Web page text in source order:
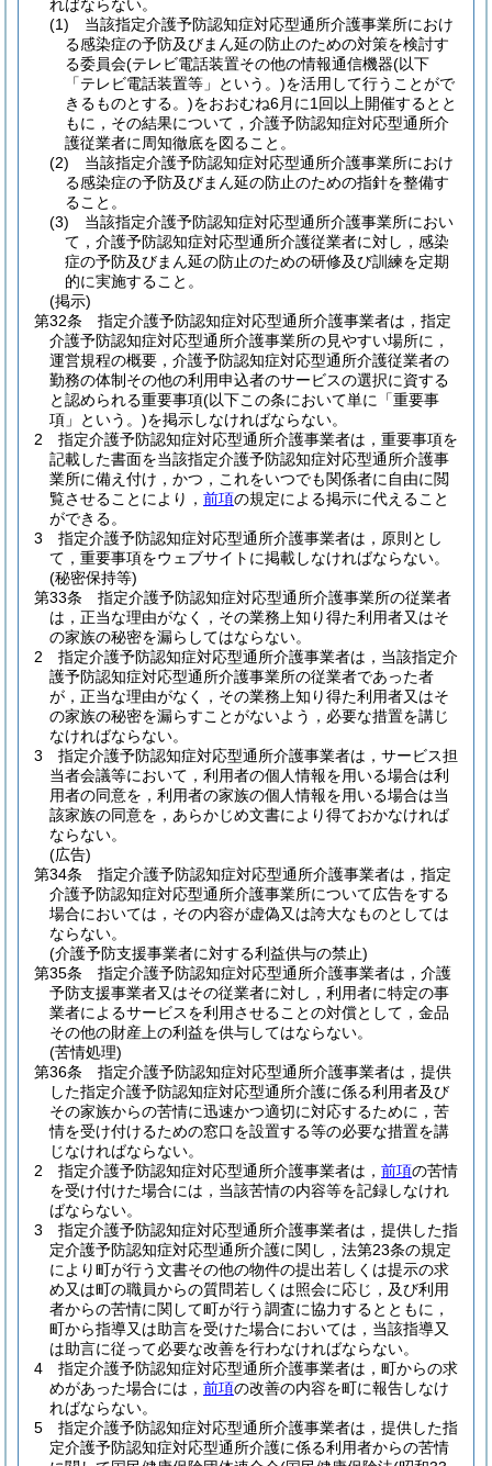
ればならない。
(1)
当該指定介護予防認知症対応型通所介護事業所におけ
る感染症の予防及びまん延の防止のための対策を検討す
る委員会(テレビ電話装置その他の情報通信機器(以下
「テレビ電話装置等」という。)を活用して行うことがで
きるものとする。)をおおむね6月に1回以上開催するとと
もに，その結果について，介護予防認知症対応型通所介
護従業者に周知徹底を図ること。
(2)
当該指定介護予防認知症対応型通所介護事業所におけ
る感染症の予防及びまん延の防止のための指針を整備す
ること。
(3)
当該指定介護予防認知症対応型通所介護事業所におい
て，介護予防認知症対応型通所介護従業者に対し，感染
症の予防及びまん延の防止のための研修及び訓練を定期
的に実施すること。
(掲示)
第32条
指定介護予防認知症対応型通所介護事業者は，指定
介護予防認知症対応型通所介護事業所の見やすい場所に，
運営規程の概要，介護予防認知症対応型通所介護従業者の
勤務の体制その他の利用申込者のサービスの選択に資する
と認められる重要事項(以下この条において単に「重要事
項」という。)を掲示しなければならない。
2
指定介護予防認知症対応型通所介護事業者は，重要事項を
記載した書面を当該指定介護予防認知症対応型通所介護事
業所に備え付け，かつ，これをいつでも関係者に自由に閲
覧させることにより， 前項の規定による掲示に代えること
ができる。
3
指定介護予防認知症対応型通所介護事業者は，原則とし
て，重要事項をウェブサイトに掲載しなければならない。
(秘密保持等)
第33条
指定介護予防認知症対応型通所介護事業所の従業者
は，正当な理由がなく，その業務上知り得た利用者又はそ
の家族の秘密を漏らしてはならない。
2
指定介護予防認知症対応型通所介護事業者は，当該指定介
護予防認知症対応型通所介護事業所の従業者であった者
が，正当な理由がなく，その業務上知り得た利用者又はそ
の家族の秘密を漏らすことがないよう，必要な措置を講じ
なければならない。
3
指定介護予防認知症対応型通所介護事業者は，サービス担
当者会議等において，利用者の個人情報を用いる場合は利
用者の同意を，利用者の家族の個人情報を用いる場合は当
該家族の同意を，あらかじめ文書により得ておかなければ
ならない。
(広告)
第34条
指定介護予防認知症対応型通所介護事業者は，指定
介護予防認知症対応型通所介護事業所について広告をする
場合においては，その内容が虚偽又は誇大なものとしては
ならない。
(介護予防支援事業者に対する利益供与の禁止)
第35条
指定介護予防認知症対応型通所介護事業者は，介護
予防支援事業者又はその従業者に対し，利用者に特定の事
業者によるサービスを利用させることの対償として，金品
その他の財産上の利益を供与してはならない。
(苦情処理)
第36条
指定介護予防認知症対応型通所介護事業者は，提供
した指定介護予防認知症対応型通所介護に係る利用者及び
その家族からの苦情に迅速かつ適切に対応するために，苦
情を受け付けるための窓口を設置する等の必要な措置を講
じなければならない。
2
指定介護予防認知症対応型通所介護事業者は， 前項の苦情
を受け付けた場合には，当該苦情の内容等を記録しなけれ
ばならない。
3
指定介護予防認知症対応型通所介護事業者は，提供した指
定介護予防認知症対応型通所介護に関し，法第23条の規定
により町が行う文書その他の物件の提出若しくは提示の求
め又は町の職員からの質問若しくは照会に応じ，及び利用
者からの苦情に関して町が行う調査に協力するとともに，
町から指導又は助言を受けた場合においては，当該指導又
は助言に従って必要な改善を行わなければならない。
4
指定介護予防認知症対応型通所介護事業者は，町からの求
めがあった場合には， 前項の改善の内容を町に報告しなけ
ればならない。
5
指定介護予防認知症対応型通所介護事業者は，提供した指
定介護予防認知症対応型通所介護に係る利用者からの苦情